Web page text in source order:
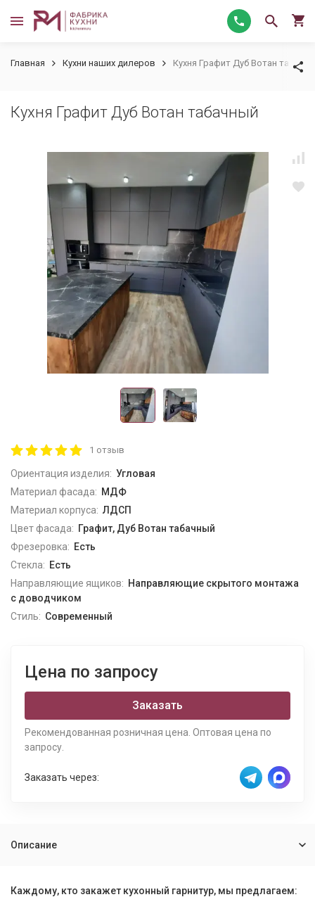
Главная Кухни наших дилеров Кухня Графит Дуб Вотан
Кухня Графит Дуб Вотан табачный
1 отзыв
Ориентация изделия: Угловая
Материал фасада: МДФ
Материал корпуса: ЛДСП
Цвет фасада: Графит, Дуб Вотан табачный
Фрезеровка: Есть
Стекла: Есть
Направляющие ящиков: Направляющие скрытого монтажа
с доводчиком
Стиль: Современный
Цена по запросу
Заказать
Рекомендованная розничная цена. Оптовая цена по
запросу.
Заказать через:
Описание
Каждому, кто закажет кухонный гарнитур, мы предлагаем: